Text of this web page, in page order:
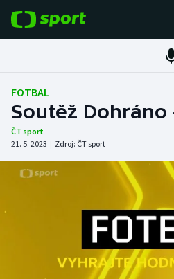
Fotbal
Hokej
DALŠÍ SPORTY
FOTBAL
Soutěž Dohráno
ČT sport
21. 5. 2023 | Zdroj: ČT sport